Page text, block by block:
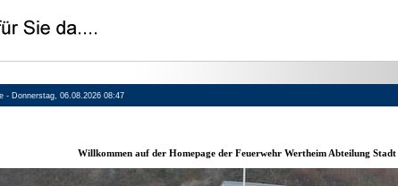
- Donnerstag, 06.08.2026 08:47
Willkommen auf der Homepage der Feuerwehr Wertheim Abteilung Stadt